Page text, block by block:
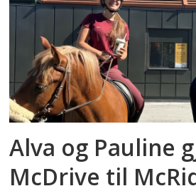
Alva og Pauline
McDrive til